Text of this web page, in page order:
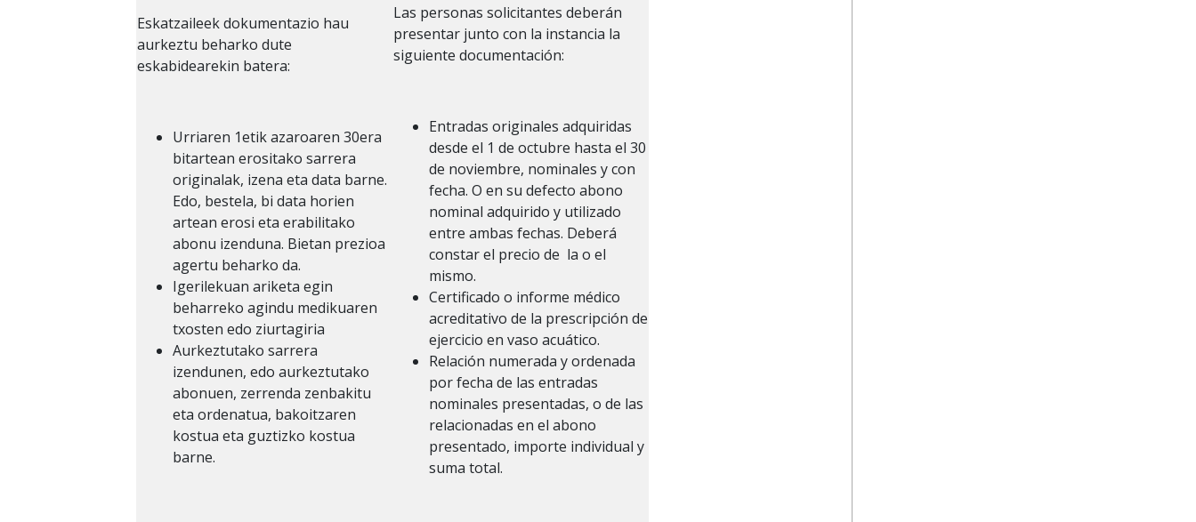
Eskatzaileek dokumentazio hau
aurkeztu beharko dute
eskabidearekin batera:
Urriaren 1etik azaroaren 30era
bitartean erositako sarrera
originalak, izena eta data barne.
Edo, bestela, bi data horien
artean erosi eta erabilitako
abonu izenduna. Bietan prezioa
agertu beharko da.
Igerilekuan ariketa egin
beharreko agindu medikuaren
txosten edo ziurtagiria
Aurkeztutako sarrera
izendunen, edo aurkeztutako
abonuen, zerrenda zenbakitu
eta ordenatua, bakoitzaren
kostua eta guztizko kostua
barne.
Las personas solicitantes deberán
presentar junto con la instancia la
siguiente documentación:
Entradas originales adquiridas
desde el 1 de octubre hasta el 30
de noviembre, nominales y con
fecha. O en su defecto abono
nominal adquirido y utilizado
entre ambas fechas. Deberá
constar el precio de la o el
mismo.
Certificado o informe médico
acreditativo de la prescripción de
ejercicio en vaso acuático.
Relación numerada y ordenada
por fecha de las entradas
nominales presentadas, o de las
relacionadas en el abono
presentado, importe individual y
suma total.